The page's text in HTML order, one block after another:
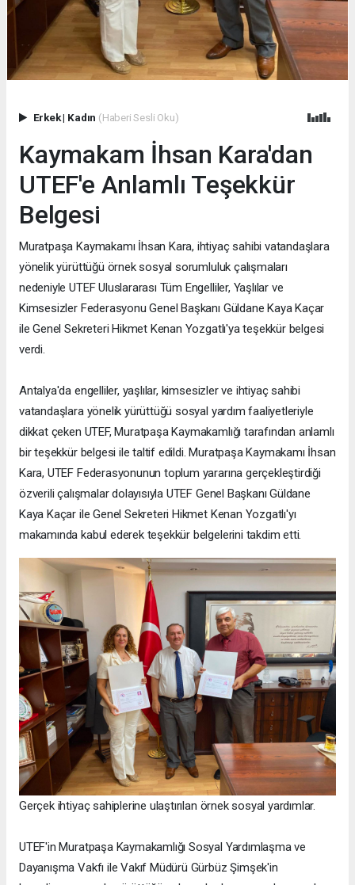
Erkek| Kadın (Haberi Sesli Oku)
Kaymakam İhsan Kara'dan
UTEF'e Anlamlı Teşekkür
Belgesi
Muratpaşa Kaymakamı İhsan Kara, ihtiyaç sahibi vatandaşlara
yönelik yürüttüğü örnek sosyal sorumluluk çalışmaları
nedeniyle UTEF Uluslararası Tüm Engelliler, Yaşlılar ve
Kimsesizler Federasyonu Genel Başkanı Güldane Kaya Kaçar
ile Genel Sekreteri Hikmet Kenan Yozgatlı'ya teşekkür belgesi
verdi.
Antalya'da engelliler, yaşlılar, kimsesizler ve ihtiyaç sahibi
vatandaşlara yönelik yürüttüğü sosyal yardım faaliyetleriyle
dikkat çeken UTEF, Muratpaşa Kaymakamlığı tarafından anlamlı
bir teşekkür belgesi ile taltif edildi. Muratpaşa Kaymakamı İhsan
Kara, UTEF Federasyonunun toplum yararına gerçekleştirdiği
özverili çalışmalar dolayısıyla UTEF Genel Başkanı Güldane
Kaya Kaçar ile Genel Sekreteri Hikmet Kenan Yozgatlı'yı
makamında kabul ederek teşekkür belgelerini takdim etti.
Gerçek ihtiyaç sahiplerine ulaştırılan örnek sosyal yardımlar.
UTEF'in Muratpaşa Kaymakamlığı Sosyal Yardımlaşma ve
Dayanışma Vakfı ile Vakıf Müdürü Gürbüz Şimşek'in